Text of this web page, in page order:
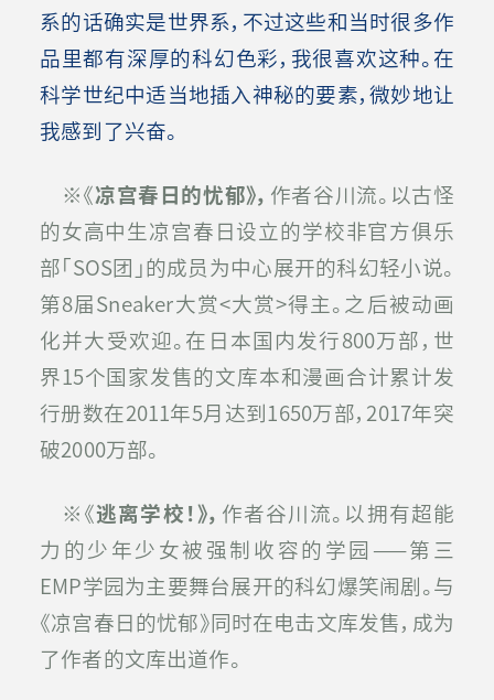
系的话确实是世界系，不过这些和当时很多作
品里都有深厚的科幻色彩，我很喜欢这种。在
科学世纪中适当地插入神秘的要素，微妙地让
我感到了兴奋。
※《凉宫春日的忧郁》， 作者谷川流。以古怪
的女高中生凉宫春日设立的学校非官方俱乐
部「SOS团」的成员为中心展开的科幻轻小说。
第8届Sneaker大赏<大赏>得主。之后被动画
化并大受欢迎。在日本国内发行800万部，世
界15个国家发售的文库本和漫画合计累计发
行册数在2011年5月达到1650万部，2017年突
破2000万部。
※《逃离学校！》， 作者谷川流。以拥有超能
力的少年少女被强制收容的学园——第三
EMP学园为主要舞台展开的科幻爆笑闹剧。与
《凉宫春日的忧郁》同时在电击文库发售，成为
了作者的文库出道作。